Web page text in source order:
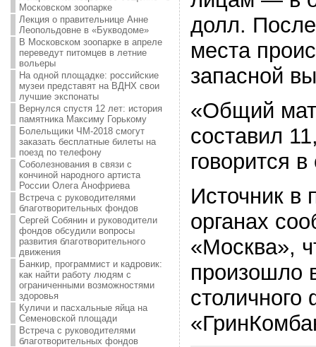
Московском зоопарке
Лекция о правительнице Анне
Леопольдовне в «Букводоме»
В Московском зоопарке в апреле
переведут питомцев в летние
вольеры
На одной площадке: российские
музеи представят на ВДНХ свои
лучшие экспонаты
Вернулся спустя 12 лет: история
памятника Максиму Горькому
Болельщики ЧМ-2018 смогут
заказать бесплатные билеты на
поезд по телефону
Соболезнования в связи с
кончиной народного артиста
России Олега Анофриева
Встреча с руководителями
благотворительных фондов
Сергей Собянин и руководители
фондов обсудили вопросы
развития благотворительного
движения
Банкир, программист и кадровик:
как найти работу людям с
ограниченными возможностями
здоровья
Куличи и пасхальные яйца на
Семеновской площади
Встреча с руководителями
благотворительных фондов
долл.
места
запасной
«Общий
составил
говорится
Источник в
органах
«Москва»,
произошло